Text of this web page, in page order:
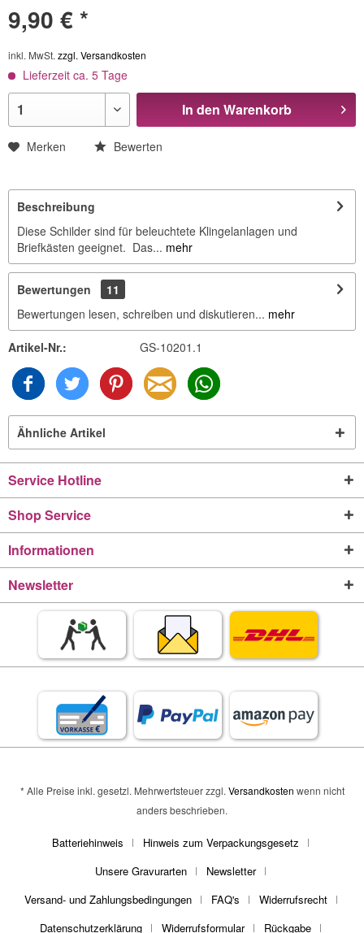
9,90 € *
inkl. MwSt. zzgl. Versandkosten
Lieferzeit ca. 5 Tage
In den Warenkorb
Merken Bewerten
Beschreibung
Diese Schilder sind für beleuchtete Klingelanlagen und
Briefkästen geeignet. Das... mehr
Bewertungen
11
Bewertungen lesen, schreiben und diskutieren... mehr
Artikel-Nr.: GS-10201.1
Ähnliche Artikel
Service Hotline
Shop Service
Informationen
Newsletter
* Alle Preise inkl. gesetzl. Mehrwertsteuer zzgl.Versandkosten wenn nicht
anders beschrieben.
Batteriehinweis
Hinweis zum Verpackungsgesetz
Unsere Gravurarten
Newsletter
Versand- und Zahlungsbedingungen
FAQ's
Widerrufsrecht
Datenschutzerklärung
Widerrufsformular Rückgabe